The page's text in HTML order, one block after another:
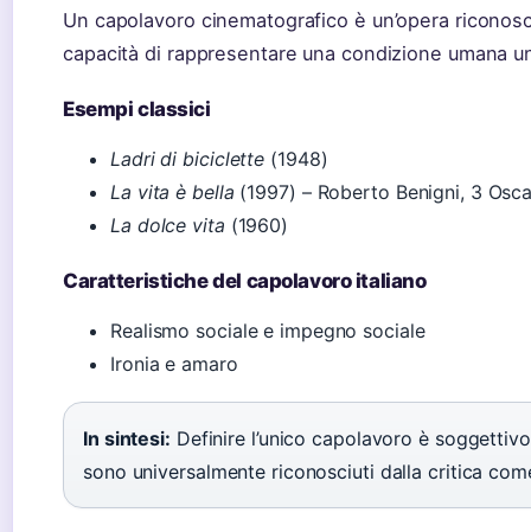
Un capolavoro cinematografico è un’opera
capacità di rappresentare una condizione umana
Esempi classici
Ladri di biciclette (1948)
La vita è bella (1997) – Roberto Benigni, 3
La dolce vita (1960)
Caratteristiche del capolavoro italiano
Realismo sociale e impegno sociale
Ironia e amaro
In sintesi: Definire l’unico capolavoro è
sono universalmente riconosciuti dalla critica